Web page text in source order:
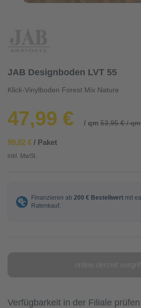
JAB Designboden LVT 55
Klick-Vinylboden Forest Mix Nature
47,99 € / qm 53,95 € / qm
99,82 € / Paket
inkl. MwSt.
Verfügbarkeit in der Filiale prüfen